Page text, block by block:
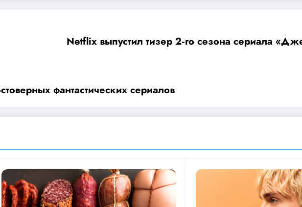
Netflix выпустил тизер 2‑го сезона сериала
фантастических сериалов